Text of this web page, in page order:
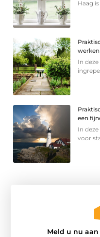
Haag
werken
In
een
In
voor
Meld u nu